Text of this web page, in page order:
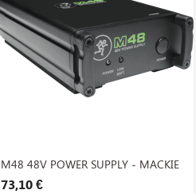
Aperçu rapide
M48 48V POWER SUPPLY - MACKIE
73,10 €